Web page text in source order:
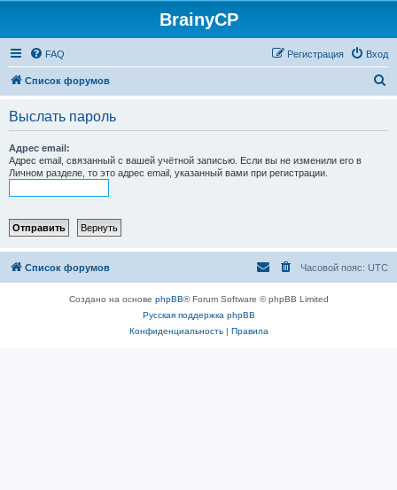
BrainyCP
FAQ Вход
Регистрация
Список форумов
Выслать пароль
Адрес email:
Адрес email, связанный с вашей учётной записью. Если вы не изменили его в
Личном разделе, то это адрес email, указанный вами при регистрации.
Список форумов Часовой пояс: UTC
Создано на основе phpBB® Forum Software © phpBB Limited
Русская поддержка phpBB
Конфиденциальность| Правила